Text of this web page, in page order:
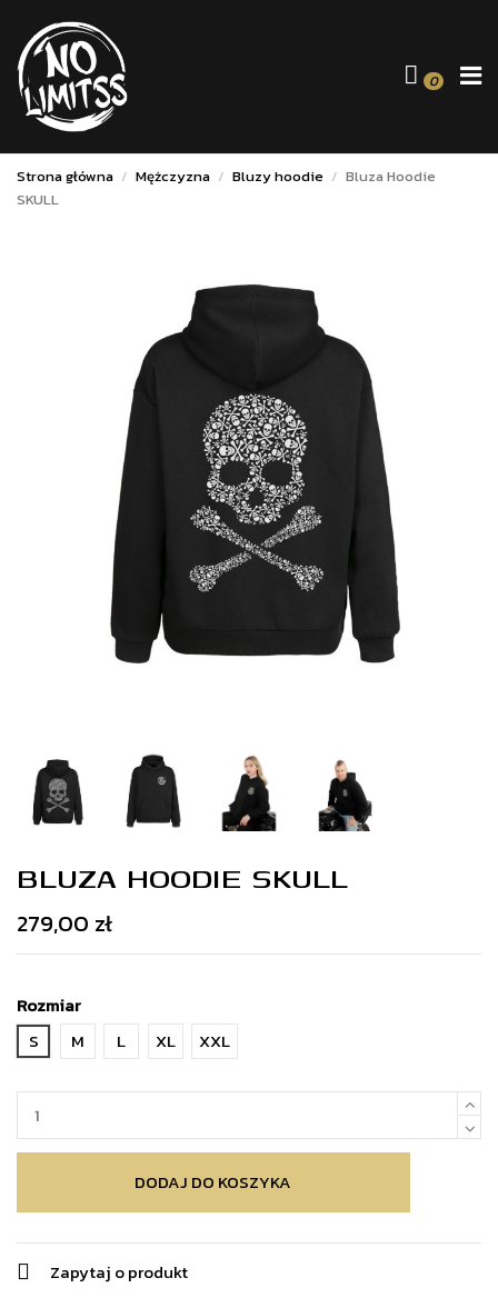
0
Strona główna Mężczyzna Bluzy hoodie
Bluza Hoodie
SKULL
BLUZA HOODIE SKULL
279,00 zł
Rozmiar
S
M L XL XXL
DODAJ DO KOSZYKA
Zapytaj o produkt